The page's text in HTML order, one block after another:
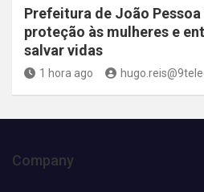
Prefeitura de João
proteção às mulheres e
salvar vidas
1 hora ago
Company